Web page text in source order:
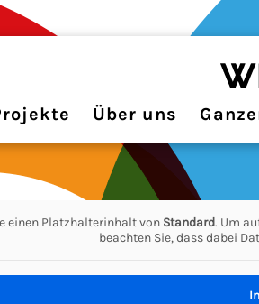
Über uns
einen Platzhalterinhalt von Standard. Um
beachten Sie, dass dabei